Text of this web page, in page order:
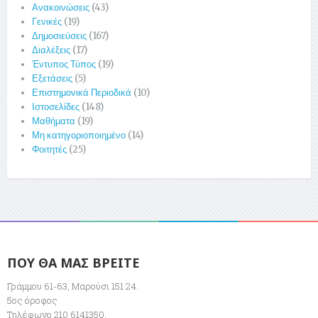
Ανακοινώσεις (43)
Γενικές (19)
Δημοσιεύσεις (167)
Διαλέξεις (17)
Έντυπος Τύπος (19)
Εξετάσεις (5)
Επιστημονικά Περιοδικά (10)
Ιστοσελίδες (148)
Μαθήματα (19)
Μη κατηγοριοποιημένο (14)
Φοιτητές (25)
ΠΟΥ ΘΑ ΜΑΣ ΒΡΕΙΤΕ
Γράμμου 61-63, Μαρούσι 151 24.
5ος όροφος
Τηλέφωνο 210 6141350.